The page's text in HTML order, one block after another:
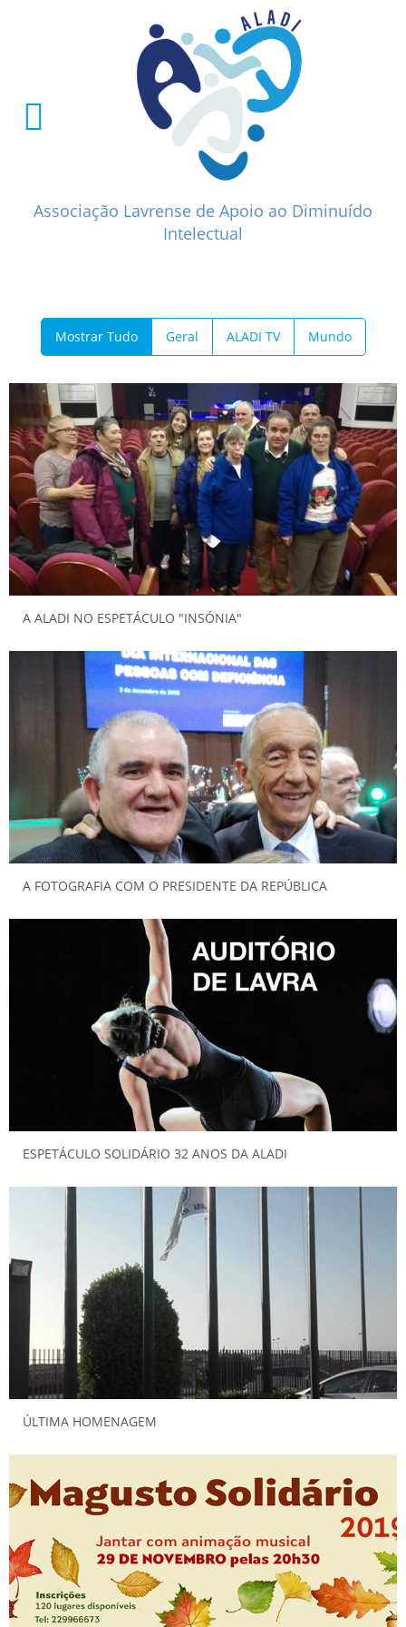
Associação Lavrense de Apoio ao Diminuído
Intelectual
Mostrar Tudo Geral ALADI TV Mundo
A ALADI NO ESPETÁCULO "INSÓNIA"
A FOTOGRAFIA COM O PRESIDENTE DA REPÚBLICA
ESPETÁCULO SOLIDÁRIO 32 ANOS DA ALADI
ÚLTIMA HOMENAGEM